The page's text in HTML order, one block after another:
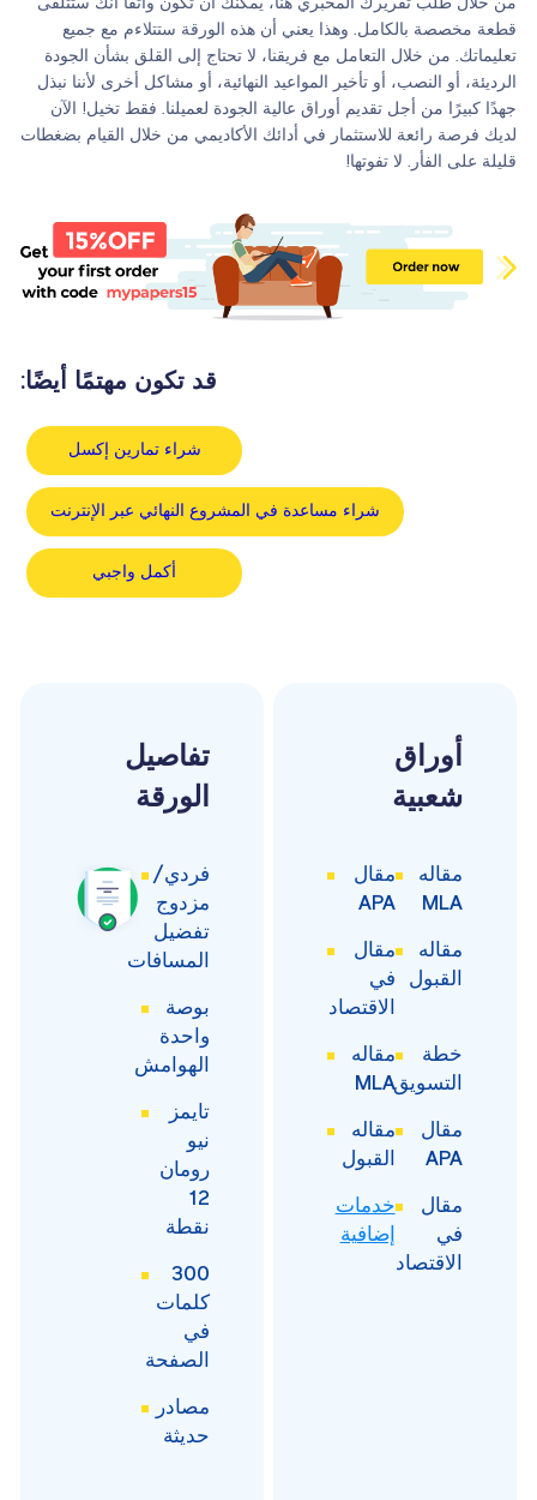
من خلال طلب تقريرك المخبري هنا، يمكنك أن تكون واثقًا أنك ستتلقى
قطعة مخصصة بالكامل. وهذا يعني أن هذه الورقة ستتلاءم مع جميع
تعليماتك. من خلال التعامل مع فريقنا، لا تحتاج إلى القلق بشأن الجودة
الرديئة، أو النصب، أو تأخير المواعيد النهائية، أو مشاكل أخرى لأننا نبذل
جهدًا كبيرًا من أجل تقديم أوراق عالية الجودة لعميلنا. فقط تخيل! الآن
لديك فرصة رائعة للاستثمار في أدائك الأكاديمي من خلال القيام بضغطات
قليلة على الفأر. لا تفوتها!
قد تكون مهتمًا أيضًا:
شراء تمارين إكسل
شراء مساعدة في المشروع النهائي عبر الإنترنت
أكمل واجبي
أوراق
شعبية
مقاله
MLA
مقال
APA
مقاله
القبول
مقال
في
الاقتصاد
خطة
التسويق
مقاله
MLA
مقال
APA
مقاله
القبول
مقال
في
الاقتصاد
خدمات
إضافية
تفاصيل
الورقة
فردي/
مزدوج
تفضيل
المسافات
بوصة
واحدة
الهوامش
تايمز
نيو
رومان
12
نقطة
300
كلمات
في
الصفحة
مصادر
حديثة